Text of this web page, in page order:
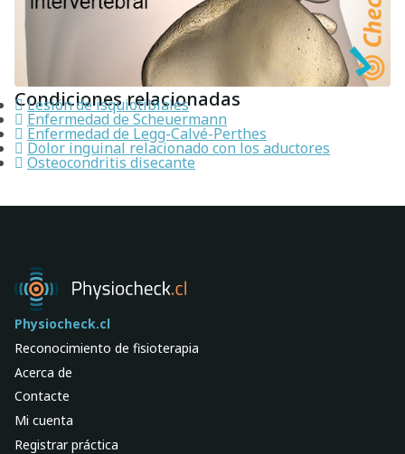
Condiciones relacionadas
Lesión de isquiotibiales
Enfermedad de Scheuermann
Enfermedad de Legg-Calvé-Perthes
Dolor inguinal relacionado con los aductores
Osteocondritis disecante
Physiocheck.cl
Reconocimiento de fisioterapia
Acerca de
Contacte
Mi cuenta
Registrar práctica